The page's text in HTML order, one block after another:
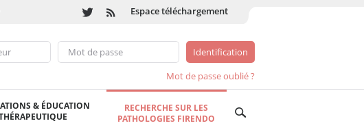
Espace téléchargement
Mot de passe oublié ?
& ÉDUCATION
RECHERCHE SUR LES
PATHOLOGIES FIRENDO